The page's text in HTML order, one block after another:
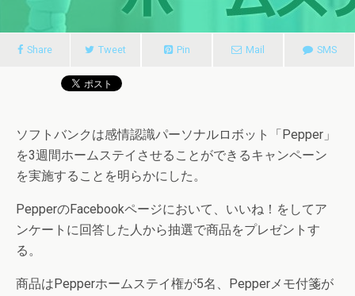
Share Tweet Pin Mail SMS
ソフトバンクは感情認識パーソナルロボット「Pepper」
を3週間ホームステイさせることができるキャンペーン
を実施することを明らかにした。
PepperのFacebookページにおいて、いいね！をしてア
ンケートに回答した人から抽選で商品をプレゼントす
る。
商品はPepperホームステイ権が5名、Pepperメモ付箋が